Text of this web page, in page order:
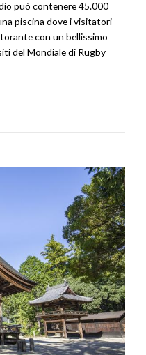
può contenere 45.000
piscina dove i visitatori
con un bellissimo
del Mondiale di Rugby